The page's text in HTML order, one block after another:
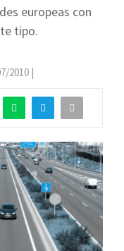
europeas con
tipo.
2010 |